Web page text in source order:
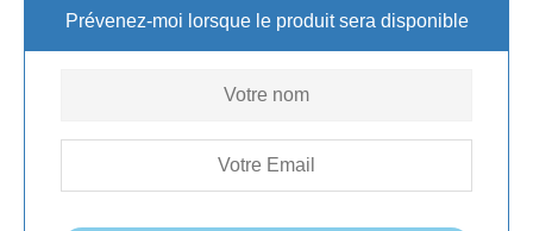
Prévenez-moi lorsque le produit sera disponible